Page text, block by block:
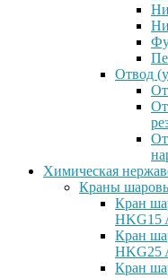
Отвод
Химическая
Краны
Кран
HKG15
Кран
HKG25
Кран